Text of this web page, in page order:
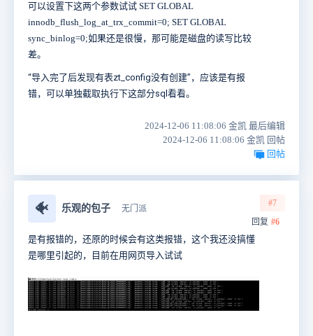
可以设置下这两个参数试试 SET GLOBAL
innodb_flush_log_at_trx_commit=0; SET GLOBAL
sync_binlog=0;如果还是很慢，那可能是磁盘的读写比较
差。
“导入完了后发现有表zt_config没有创建”，应该是有报
错，可以单独截取执行下这部分sql看看。
2024-12-06 11:08:06 金凯 最后编辑
2024-12-06 11:08:06 金凯 回帖
回帖
🐠 乐观的包子 无门派
#7
回复 #6
是有报错的，还原的时候会有这类报错，这个我还没搞懂
是哪里引起的，目前在用网页导入试试